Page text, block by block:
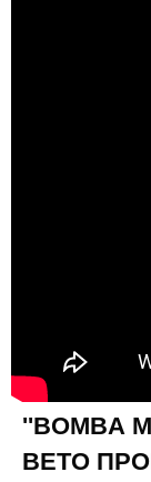
''ΒΟΜΒΑ
ΒΕΤΟ